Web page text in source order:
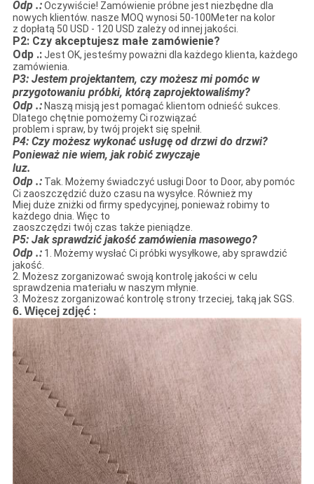
Odp .:Oczywiście! Zamówienie próbne jest niezbędne dla
nowych klientów. nasze MOQ wynosi 50-100Meter na kolor
z dopłatą 50 USD - 120 USD zależy od innej jakości.
P2: Czy akceptujesz małe zamówienie?
Odp .:Jest OK, jesteśmy poważni dla każdego klienta, każdego
zamówienia.
P3: Jestem projektantem, czy możesz mi pomóc w
przygotowaniu próbki, którą zaprojektowaliśmy?
Odp .:Naszą misją jest pomagać klientom odnieść sukces.
Dlatego chętnie pomożemy Ci rozwiązać
problem i spraw, by twój projekt się spełnił.
P4: Czy możesz wykonać usługę od drzwi do drzwi?
Ponieważ nie wiem, jak robić zwyczaje
luz.
Odp .:Tak. Możemy świadczyć usługi Door to Door, aby pomóc
Ci zaoszczędzić dużo czasu na wysyłce. Również my
Miej duże zniżki od firmy spedycyjnej, ponieważ robimy to
każdego dnia. Więc to
zaoszczędzi twój czas także pieniądze.
P5: Jak sprawdzić jakość zamówienia masowego?
Odp .:1. Możemy wysłać Ci próbki wysyłkowe, aby sprawdzić
jakość.
2. Możesz zorganizować swoją kontrolę jakości w celu
sprawdzenia materiału w naszym młynie.
3. Możesz zorganizować kontrolę strony trzeciej, taką jak SGS.
6. Więcej zdjęć: